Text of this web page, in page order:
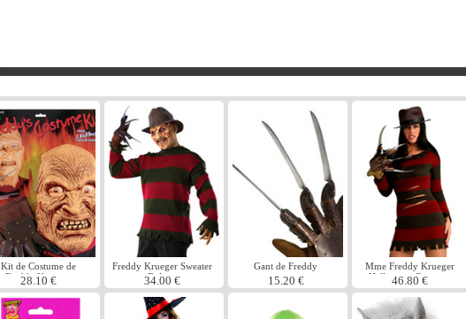
Kit de Costume de
Freddy Krueger
28.10 €
Freddy Krueger Sweater
Deluxe
34.00 €
Gant de Freddy
15.20 €
Mme Freddy Krueger
Halloween Costume
46.80 €